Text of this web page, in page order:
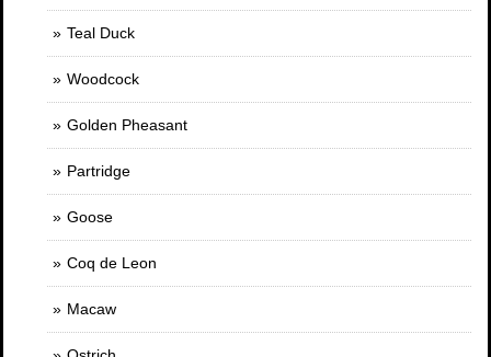
Teal Duck
Woodcock
Golden Pheasant
Partridge
Goose
Coq de Leon
Macaw